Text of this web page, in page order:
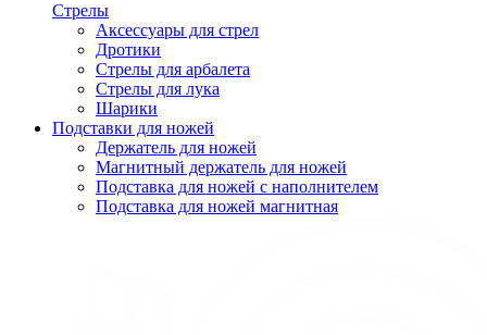
Стрелы
Аксессуары для стрел
Дротики
Стрелы для арбалета
Стрелы для лука
Шарики
Подставки для ножей
Держатель для ножей
Магнитный держатель для ножей
Подставка для ножей с наполнителем
Подставка для ножей магнитная